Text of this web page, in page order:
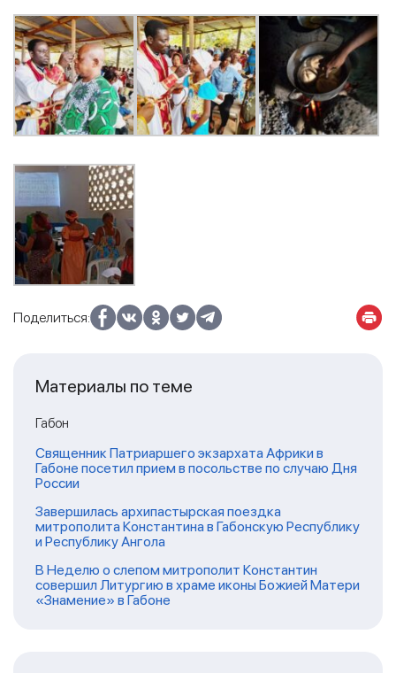
Поделиться:
Материалы по теме
Габон
Священник Патриаршего экзархата Африки в
Габоне посетил прием в посольстве по случаю Дня
России
Завершилась архипастырская поездка
митрополита Константина в Габонскую Республику
и Республику Ангола
В Неделю о слепом митрополит Константин
совершил Литургию в храме иконы Божией Матери
«Знамение» в Габоне